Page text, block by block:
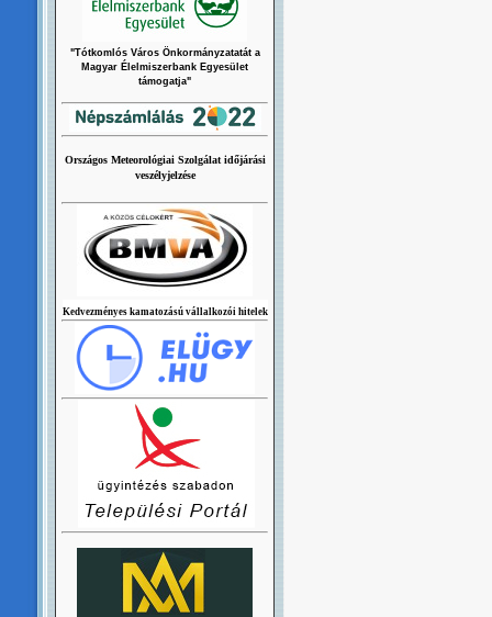
"Tótkomlós Város Önkormányzatatát a
Magyar Élelmiszerbank Egyesület
támogatja"
Országos Meteorológiai Szolgálat időjárási
veszélyjelzése
Kedvezményes kamatozású vállalkozói hitelek